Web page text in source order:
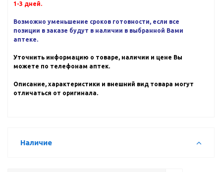
1-3 дней.
Возможно уменьшение сроков готовности, если все
позиции в заказе будут в наличии в выбранной Вами
аптеке.
Уточнить информацию о товаре, наличии и цене Вы
можете по телефонам аптек.
Описание, характеристики и внешний вид товара могут
отличаться от оригинала.
Наличие